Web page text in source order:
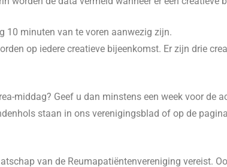
10 minuten van te voren aanwezig zijn.
op iedere creatieve bijeenkomst. Er zijn drie
middag? Geef u dan minstens een week voor de
staan in ons verenigingsblad of op de
van de Reumapatiëntenvereniging vereist.